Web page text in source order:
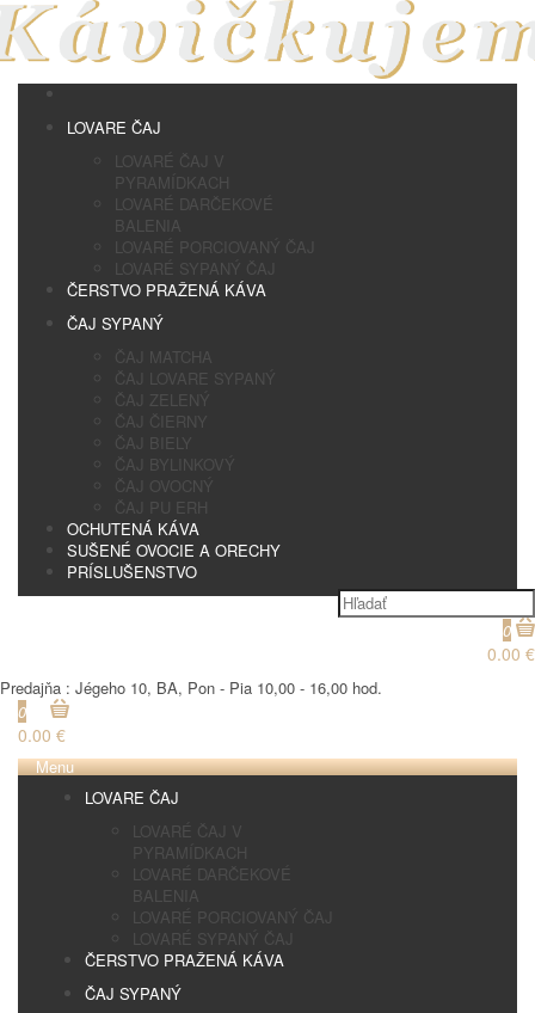
LOVARE ČAJ
LOVARÉ ČAJ V
PYRAMÍDKACH
LOVARÉ DARČEKOVÉ
BALENIA
LOVARÉ PORCIOVANÝ ČAJ
LOVARÉ SYPANÝ ČAJ
ČERSTVO PRAŽENÁ KÁVA
ČAJ SYPANÝ
ČAJ MATCHA
ČAJ LOVARE SYPANÝ
ČAJ ZELENÝ
ČAJ ČIERNY
ČAJ BIELY
ČAJ BYLINKOVÝ
ČAJ OVOCNÝ
ČAJ PU ERH
OCHUTENÁ KÁVA
SUŠENÉ OVOCIE A ORECHY
PRÍSLUŠENSTVO
0
0.00 €
Predajňa : Jégeho 10, BA, Pon - Pia 10,00 - 16,00 hod.
0
0.00 €
Menu
LOVARE ČAJ
LOVARÉ ČAJ V
PYRAMÍDKACH
LOVARÉ DARČEKOVÉ
BALENIA
LOVARÉ PORCIOVANÝ ČAJ
LOVARÉ SYPANÝ ČAJ
ČERSTVO PRAŽENÁ KÁVA
ČAJ SYPANÝ